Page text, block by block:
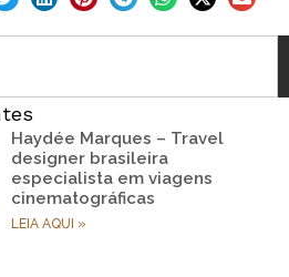
Haydée Marques – Travel
designer brasileira
especialista em viagens
cinematográficas
LEIA AQUI »